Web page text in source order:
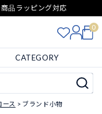
品ラッピング対応
0
CATEGORY
ース ブランド小物